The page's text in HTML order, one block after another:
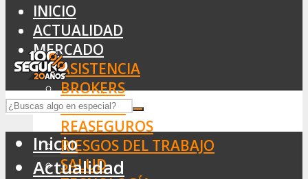
INICIO
ACTUALIDAD
MERCADO
ASISTENCIA
BROKERS
SEGUROS
REASEGUROS
RIESGOS DEL TRABAJO
SALUD
Inicio
Actualidad